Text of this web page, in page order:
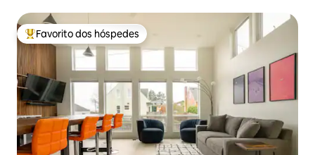
Favoritos dos hóspedes mais apreciados
Favorito dos hóspedes